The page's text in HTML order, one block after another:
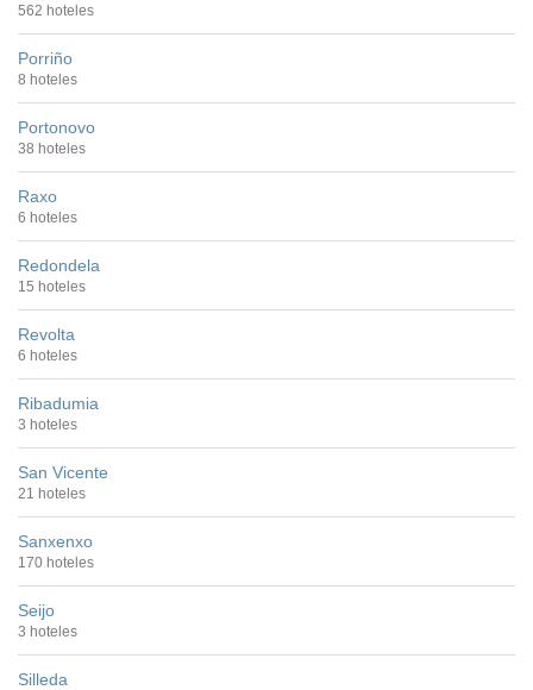
562 hoteles
Porriño
8 hoteles
Portonovo
38 hoteles
Raxo
6 hoteles
Redondela
15 hoteles
Revolta
6 hoteles
Ribadumia
3 hoteles
San Vicente
21 hoteles
Sanxenxo
170 hoteles
Seijo
3 hoteles
Silleda